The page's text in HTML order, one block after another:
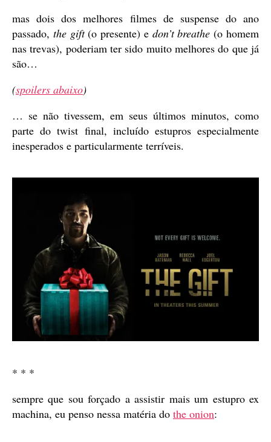
mas dois dos melhores filmes de suspense do ano
passado, the gift(o presente) edon’t breathe(o homem
nas trevas), poderiam ter sido muito melhores do que já
são…
(spoilers abaixo)
… se não tivessem, em seus últimos minutos, como
parte do twist final, incluído estupros especialmente
inesperados e particularmente terríveis.
* * *
sempre que sou forçado a assistir mais um estupro ex
machina, eu penso nessa matéria do the onion: